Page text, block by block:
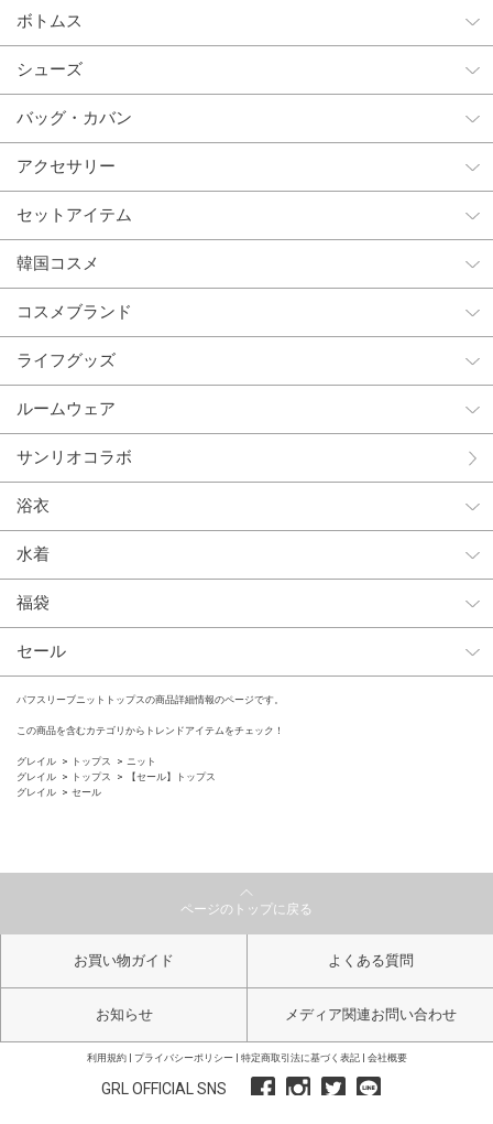
ボトムス
シューズ
バッグ・カバン
アクセサリー
セットアイテム
韓国コスメ
コスメブランド
ライフグッズ
ルームウェア
サンリオコラボ
浴衣
水着
福袋
セール
パフスリーブニットトップスの商品詳細情報のページです。
この商品を含むカテゴリからトレンドアイテムをチェック！
グレイル トップス
ニット
グレイル
トップス
【セール】トップス
グレイル
セール
ページのトップに戻る
お買い物ガイド よくある質問
お知らせ メディア関連お問い合わせ
利用規約 プライバシーポリシー 特定商取引法に基づく表記 会社概要
GRL OFFICIAL SNS